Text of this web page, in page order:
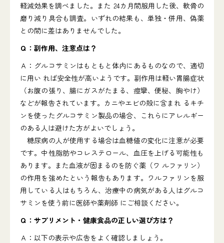
軽減効果を調べました。また 24カ月間服用した後、軟骨の
磨り減り具合も調査。いずれの結果も、単独・併用、偽薬
との間に差はありませんでした。
Ｑ：副作用、注意点は？
Ａ：グルコサミンはもともと体内にあるものなので、適切
に用い れば安全性が高いようです。副作用は軽い胃腸症状
（お腹の張り、腸にガスがたまる、痙攣、便秘、胸やけ）
などが報告されています。カニやエビの殻に含まれ るキチ
ンを使ったグルコサミン製品の場合、これらにアレルギー
のある人は避けた方がよいでしょう。
糖尿病の人が使用する場合は血糖値の変化に注意が必要
です。中性脂肪やコレステロール、血圧を上げる可能性も
あります。また血液が固まるのを防ぐ薬（ワ ルファリン）
の作用を強めたという報告もあります。ワルファリンを服
用している人はもちろん、治療中の病気がある人はグルコ
サミンを使う前に医師や薬剤師 にご相談ください。
Ｑ：サプリメント・健康食品の正しい選び方は？
Ａ：以下の表示や広告をよく確認しましょう。